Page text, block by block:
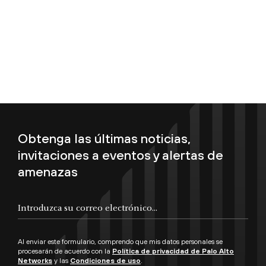
Obtenga las últimas noticias,
invitaciones a eventos y alertas de
amenazas
Al enviar este formulario, comprendo que mis datos personales se
procesarán de acuerdo con la Política de privacidad de Palo Alto
Networks y las Condiciones de uso.